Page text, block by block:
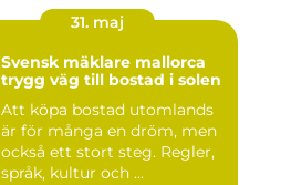
31. maj
Svensk mäklare mallorca
trygg väg till bostad i solen
Att köpa bostad utomlands
är för många en dröm, men
också ett stort steg. Regler,
språk, kultur och ...